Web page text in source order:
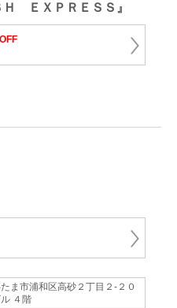
ＥＸＰＲＥＳＳ』
ま市浦和区高砂２丁目２-２０
４階